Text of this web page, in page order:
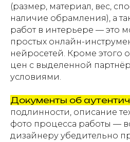
(размер, материал, вес,
наличие обрамления), а
работ в интерьере — это
простых онлайн-
нейросетей. Кроме этого
цен с выделенной
условиями.
Документы об
подлинности, описание
фото процесса работы —
дизайнеру убедительно